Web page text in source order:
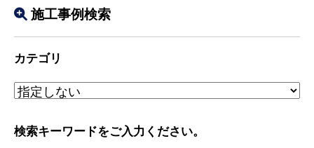
施工事例検索
カテゴリ
検索キーワードをご入力ください。